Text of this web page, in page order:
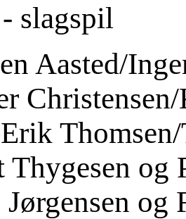
slagspil
Thomsen/
og
og